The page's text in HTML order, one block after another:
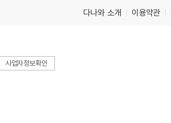
다나와 소개 이용약관
사업자정보확인